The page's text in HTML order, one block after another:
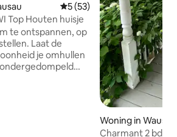
Gemiddelde beoordeling
5 (53)
Top Houten huisje
te ontspannen, op
Laat de
je omhullen
Woning in Wausau
Charmant 2 bd